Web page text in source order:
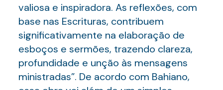
valiosa e inspiradora. As reflexões, com
base nas Escrituras, contribuem
significativamente na elaboração de
esboços e sermões, trazendo clareza,
profundidade e unção às mensagens
ministradas”. De acordo com Bahiano,